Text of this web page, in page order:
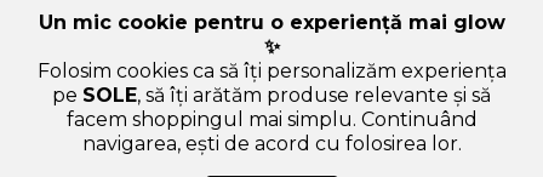
Un mic cookie pentru o experiență mai glow
✨
Folosim cookies ca să îți personalizăm experiența
pe SOLE, să îți arătăm produse relevante și să
facem shoppingul mai simplu. Continuând
navigarea, ești de acord cu folosirea lor.